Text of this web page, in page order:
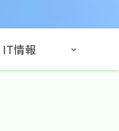
IT情報